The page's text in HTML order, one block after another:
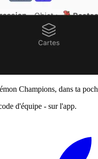
Champions, dans ta
d'équipe - sur l'app.